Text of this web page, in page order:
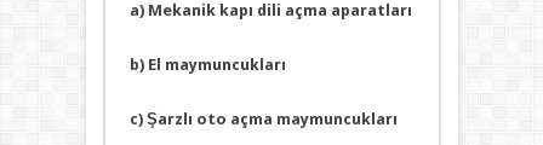
a) Mekanik kapı dili açma aparatları
b) El maymuncukları
c) Şarzlı oto açma maymuncukları